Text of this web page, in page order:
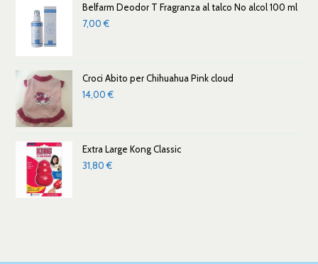
Belfarm Deodor T Fragranza al talco No alcol 100 ml
7,00€
Croci Abito per Chihuahua Pink cloud
14,00€
Extra Large Kong Classic
31,80€